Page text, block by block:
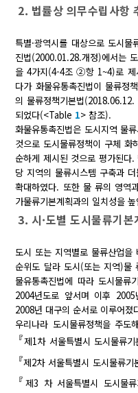
2. 법률상 의무수립사항
특별·광역시를 대상으로 도시
진법(2000.01.28.개정)에서는
을 4가지(4-4조 ②항 1~4)로 제
다가 화물유통촉진법이 물류정
의 물류정책기본법
되었다(<Table 1> 참조).
화물유통촉진법은 도시지역 물
것으로 도시물류정책이 구체
순하게 제시된 것으로 평가된다
당 지역의 물류시스템 구축과
확대하였다. 또한 물 류의 영역
가물류기본계획과의 일치성을
3. 시·도별 도시물류기본
도시 또는 지역별로 물류산업
순위도 달라 도시(또는 지역)물
물유통촉진법에 따라 도시물류
2004년도로 앞서며 이후
2008년 대구의 순서로 이루어졌
우리나라 도시물류정책을 주
『제1차 서울특별시 도시물류
『제2차 서울특별시 도시물류
『제3 차 서울특별시 도시물